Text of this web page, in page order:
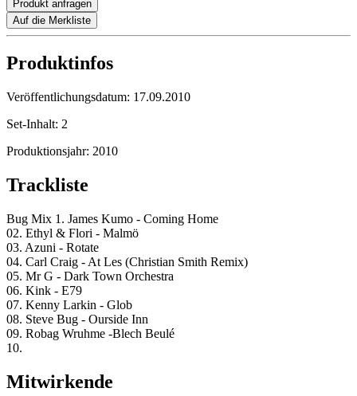
Produkt anfragen
Auf die Merkliste
Produktinfos
Veröffentlichungsdatum: 17.09.2010
Set-Inhalt: 2
Produktionsjahr: 2010
Trackliste
Bug Mix 1. James Kumo - Coming Home
02. Ethyl & Flori - Malmö
03. Azuni - Rotate
04. Carl Craig - At Les (Christian Smith Remix)
05. Mr G - Dark Town Orchestra
06. Kink - E79
07. Kenny Larkin - Glob
08. Steve Bug - Ourside Inn
09. Robag Wruhme -Blech Beulé
10.
Mitwirkende